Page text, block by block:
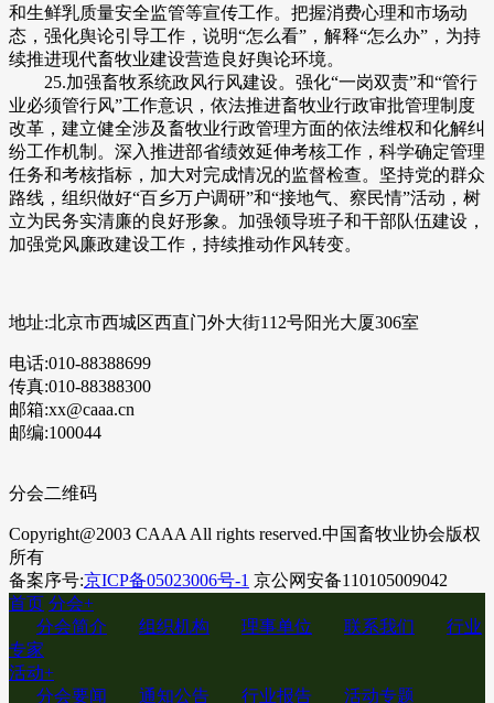
和生鲜乳质量安全监管等宣传工作。把握消费心理和市场动
态，强化舆论引导工作，说明“怎么看”，解释“怎么办”，为持
续推进现代畜牧业建设营造良好舆论环境。
25.加强畜牧系统政风行风建设。强化“一岗双责”和“管行
业必须管行风”工作意识，依法推进畜牧业行政审批管理制度
改革，建立健全涉及畜牧业行政管理方面的依法维权和化解纠
纷工作机制。深入推进部省绩效延伸考核工作，科学确定管理
任务和考核指标，加大对完成情况的监督检查。坚持党的群众
路线，组织做好“百乡万户调研”和“接地气、察民情”活动，树
立为民务实清廉的良好形象。加强领导班子和干部队伍建设，
加强党风廉政建设工作，持续推动作风转变。
地址:北京市西城区西直门外大街112号阳光大厦306室
电话:010-88388699
传真:010-88388300
邮箱:xx@caaa.cn
邮编:100044
分会二维码
Copyright@2003 CAAA All rights reserved.中国畜牧业协会版权
所有
备案序号:京ICP备05023006号-1 京公网安备110105009042
首页 分会+
分会简介
组织机构 理事单位 联系我们
行业
专家
活动+
分会要闻
通知公告 行业报告 活动专题